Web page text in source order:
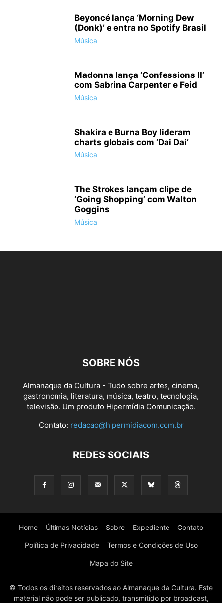
Beyoncé lança ‘Morning Dew
(Donk)’ e entra no Spotify Brasil
Música
Madonna lança ‘Confessions II’
com Sabrina Carpenter e Feid
Música
Shakira e Burna Boy lideram
charts globais com ‘Dai Dai’
Música
The Strokes lançam clipe de
‘Going Shopping’ com Walton
Goggins
Música
SOBRE NÓS
Almanaque da Cultura - Tudo sobre artes, cinema,
gastronomia, literatura, música, teatro, tecnologia,
televisão. Um produto Hipermídia Comunicação.
Contato: redacao@hipermidiacom.com.br
REDES SOCIAIS
Home Últimas Notícias Sobre Expediente Contato
Política de Privacidade Termos e Condições de Uso
Mapa do Site
© Todos os direitos reservados ao Almanaque da Cultura. Este
material não pode ser publicado, transmitido por broadcast,